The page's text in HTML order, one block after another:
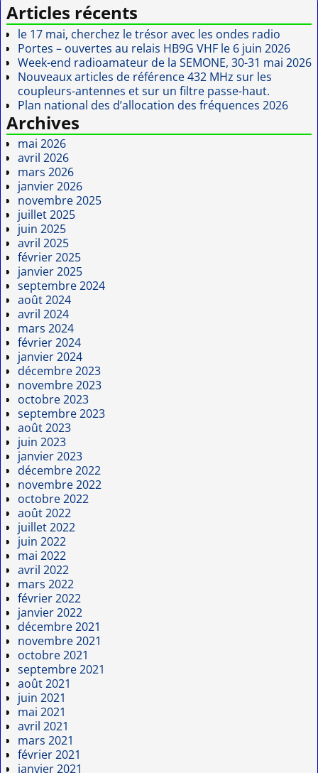
Articles récents
le 17 mai, cherchez le trésor avec les ondes radio
Portes – ouvertes au relais HB9G VHF le 6 juin 2026
Week-end radioamateur de la SEMONE, 30-31 mai 2026
Nouveaux articles de référence 432 MHz sur les
coupleurs-antennes et sur un filtre passe-haut.
Plan national des d’allocation des fréquences 2026
Archives
mai 2026
avril 2026
mars 2026
janvier 2026
novembre 2025
juillet 2025
juin 2025
avril 2025
février 2025
janvier 2025
septembre 2024
août 2024
avril 2024
mars 2024
février 2024
janvier 2024
décembre 2023
novembre 2023
octobre 2023
septembre 2023
août 2023
juin 2023
janvier 2023
décembre 2022
novembre 2022
octobre 2022
août 2022
juillet 2022
juin 2022
mai 2022
avril 2022
mars 2022
février 2022
janvier 2022
décembre 2021
novembre 2021
octobre 2021
septembre 2021
août 2021
juin 2021
mai 2021
avril 2021
mars 2021
février 2021
janvier 2021